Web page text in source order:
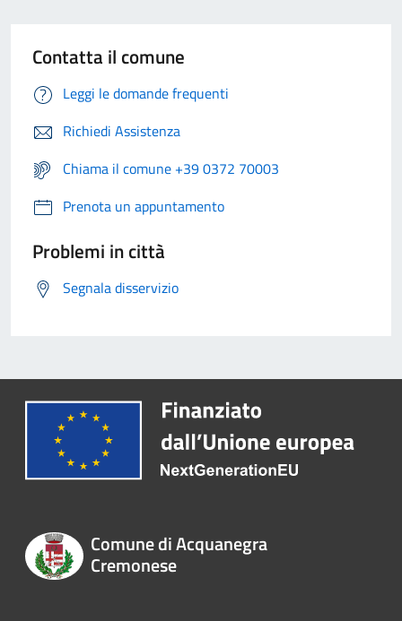
Contatta il comune
Leggi le domande frequenti
Richiedi Assistenza
Chiama il comune +39 0372 70003
Prenota un appuntamento
Problemi in città
Segnala disservizio
Comune di Acquanegra
Cremonese